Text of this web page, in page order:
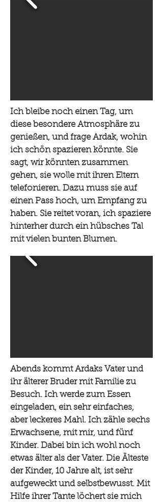
Ich bleibe noch einen Tag, um
diese besondere Atmosphäre zu
genießen, und frage Ardak, wohin
ich schön spazieren könnte. Sie
sagt, wir könnten zusammen
gehen, sie wolle mit ihren Eltern
telefonieren. Dazu muss sie auf
einen Pass hoch, um Empfang zu
haben. Sie reitet voran, ich spaziere
hinterher durch ein hübsches Tal
mit vielen bunten Blumen.
Abends kommt Ardaks Vater und
ihr älterer Bruder mit Familie zu
Besuch. Ich werde zum Essen
eingeladen, ein sehr einfaches,
aber leckeres Mahl. Ich zähle sechs
Erwachsene, mit mir, und fünf
Kinder. Dabei bin ich wohl noch
etwas älter als der Vater. Die Älteste
der Kinder, 10 Jahre alt, ist sehr
aufgeweckt und selbstbewusst. Mit
Hilfe ihrer Tante löchert sie mich